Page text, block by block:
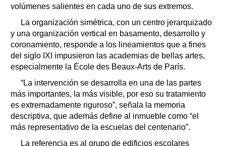
volúmenes salientes en cada uno de sus extremos.
La organización simétrica, con un centro jerarquizado
y una organización vertical en basamento, desarrollo y
coronamiento, responde a los lineamientos que a fines
del siglo IXI impusieron las academias de bellas artes,
especialmente la École des Beaux-Arts de París.
“La intervención se desarrolla en una de las partes
más importantes, la más visible, por eso su tratamiento
es extremadamente riguroso”, señala la memoria
descriptiva, que además define al inmueble como “el
más representativo de la escuelas del centenario”.
La referencia es al grupo de edificios escolares